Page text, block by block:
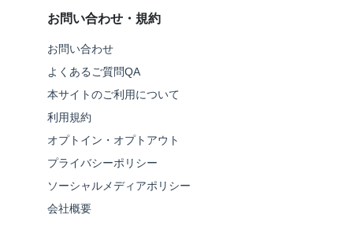
お問い合わせ・規約
お問い合わせ
よくあるご質問QA
本サイトのご利用について
利用規約
オプトイン・オプトアウト
プライバシーポリシー
ソーシャルメディアポリシー
会社概要